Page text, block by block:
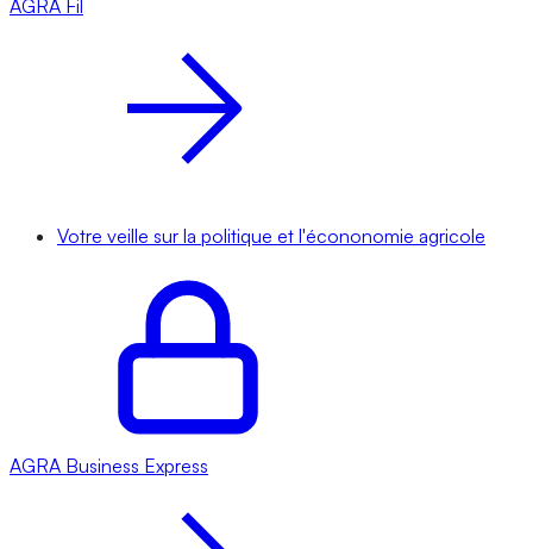
AGRA Fil
Votre veille sur la politique et l'écononomie agricole
AGRA Business Express